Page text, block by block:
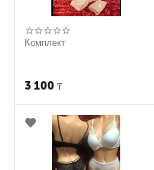
Комплект
3 100 ₸